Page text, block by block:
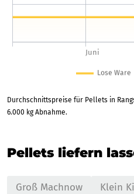
Durchschnittspreise für Pellets in
6.000 kg Abnahme.
Pellets liefern
Groß Machnow Klein